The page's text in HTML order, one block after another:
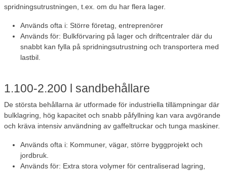
spridningsutrustningen, t.ex. om du har flera lager.
Används ofta i: Större företag, entreprenörer
Används för: Bulkförvaring på lager och driftcentraler där du
snabbt kan fylla på spridningsutrustning och transportera med
lastbil.
1.100-2.200 l sandbehållare
De största behållarna är utformade för industriella tillämpningar där
bulklagring, hög kapacitet och snabb påfyllning kan vara avgörande
och kräva intensiv användning av gaffeltruckar och tunga maskiner.
Används ofta i: Kommuner, vägar, större byggprojekt och
jordbruk.
Används för: Extra stora volymer för centraliserad lagring,